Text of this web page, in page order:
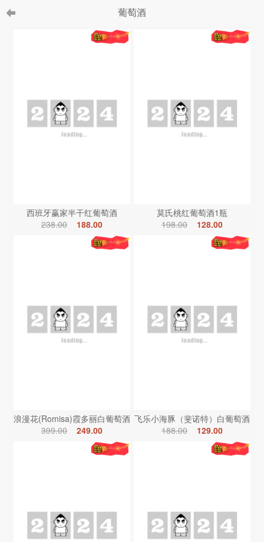
葡萄酒
西班牙赢家半干红葡萄酒
238.00
188.00
莫氏桃红葡萄酒1瓶
198.00
128.00
浪漫花(Romisa)霞多丽白葡萄酒
399.00
249.00
飞乐小海豚（斐诺特）白葡萄酒
188.00
129.00